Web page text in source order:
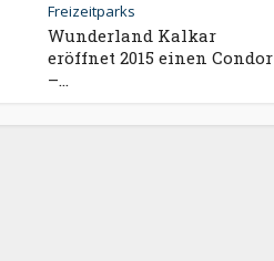
Freizeitparks
Wunderland Kalkar
eröffnet 2015 einen Condor
–...